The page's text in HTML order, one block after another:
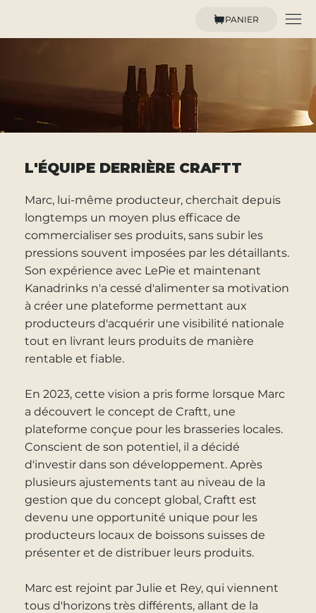
PANIER
L'ÉQUIPE DERRIÈRE CRAFTT
Marc, lui-même producteur, cherchait depuis
longtemps un moyen plus efficace de
commercialiser ses produits, sans subir les
pressions souvent imposées par les détaillants.
Son expérience avec LePie et maintenant
Kanadrinks n'a cessé d'alimenter sa motivation
à créer une plateforme permettant aux
producteurs d'acquérir une visibilité nationale
tout en livrant leurs produits de manière
rentable et fiable.
En 2023, cette vision a pris forme lorsque Marc
a découvert le concept de Craftt, une
plateforme conçue pour les brasseries locales.
Conscient de son potentiel, il a décidé
d'investir dans son développement. Après
plusieurs ajustements tant au niveau de la
gestion que du concept global, Craftt est
devenu une opportunité unique pour les
producteurs locaux de boissons suisses de
présenter et de distribuer leurs produits.
Marc est rejoint par Julie et Rey, qui viennent
tous d'horizons très différents, allant de la